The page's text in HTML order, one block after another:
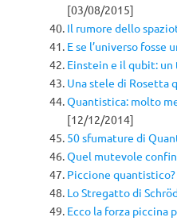
[03/08/2015]
Il rumore dello
E se l’universo fosse
Einstein e il qubit:
Una stele di Rosetta
Quantistica: molto
[12/12/2014]
50 sfumature di
Quel mutevole
Piccione
Lo Stregatto di
Ecco la forza piccina